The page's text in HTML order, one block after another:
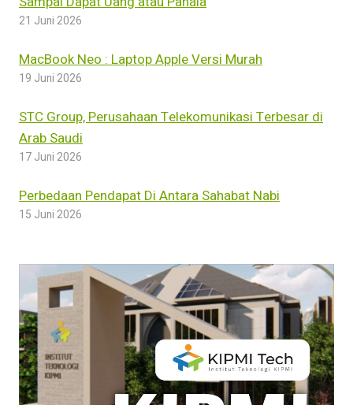
21 Juni 2026
MacBook Neo : Laptop Apple Versi Murah
19 Juni 2026
STC Group, Perusahaan Telekomunikasi Terbesar di
Arab Saudi
17 Juni 2026
Perbedaan Pendapat Di Antara Sahabat Nabi
15 Juni 2026